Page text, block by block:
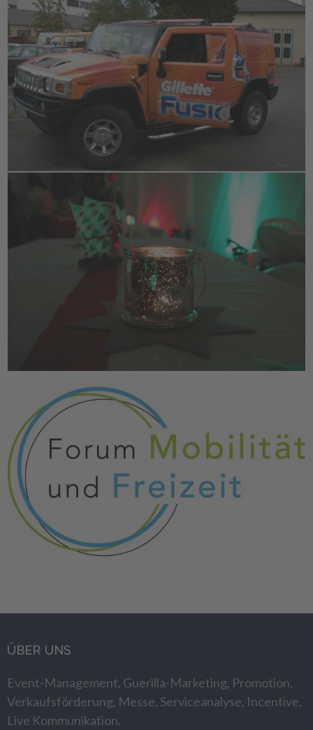
ÜBER UNS
Event-Management, Guerilla-Marketing, Promotion,
Verkaufsförderung, Messe, Serviceanalyse, Incentive,
Live Kommunikation.